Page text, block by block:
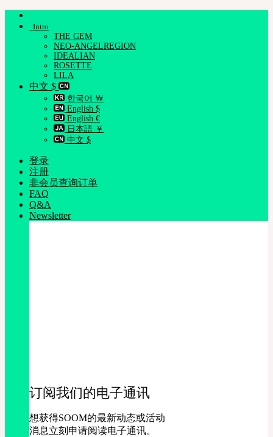
Intro
THE GEM
NEO-ANGELREGION
IDEALIAN
ROSETTE
LILA
中文 $
한국어 ￦
English $
English €
日本語 ￥
中文 $
登录
注册
非会员查询订单
FAQ
Q&A
Newsletter
订阅我们的电子通讯
想获得SOOM的最新动态或活动
消息立刻申请阅读电子通讯。